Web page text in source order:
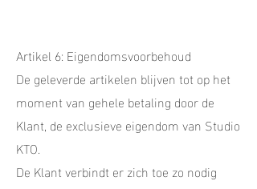
Artikel 6: Eigendomsvoorbehoud
De geleverde artikelen blijven tot op het
moment van gehele betaling door de
Klant, de exclusieve eigendom van Studio
KTO.
De Klant verbindt er zich toe zo nodig